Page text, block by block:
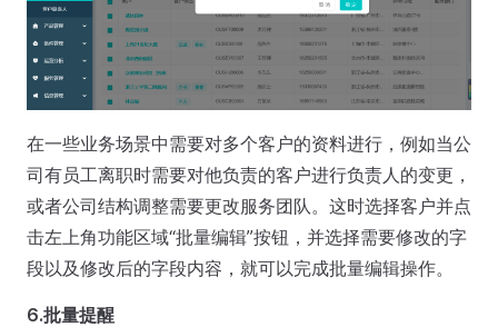
在一些业务场景中需要对多个客户的资料进行，例如当公
司有员工离职时需要对他负责的客户进行负责人的变更，
或者公司结构调整需要更改服务团队。这时选择客户并点
击左上角功能区域“批量编辑”按钮，并选择需要修改的字
段以及修改后的字段内容，就可以完成批量编辑操作。
6.批量提醒